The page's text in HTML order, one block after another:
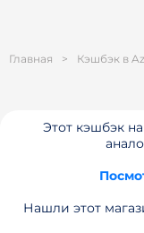
Главная > Кэшбэк в
Этот кэшбэк
Нашли этот